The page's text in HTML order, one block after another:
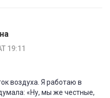
19:11
воздуха. Я работаю в
«Ну, мы же честные,